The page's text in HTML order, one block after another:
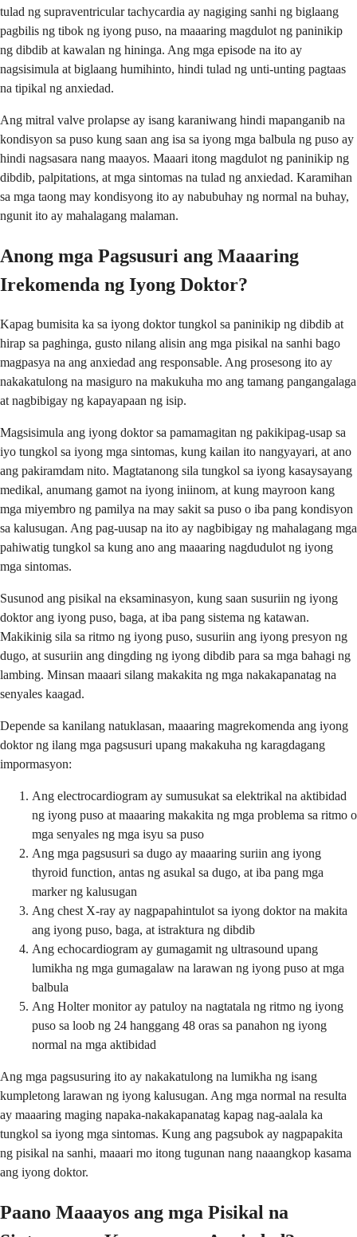
tulad ng supraventricular tachycardia ay nagiging sanhi ng biglaang
pagbilis ng tibok ng iyong puso, na maaaring magdulot ng paninikip
ng dibdib at kawalan ng hininga. Ang mga episode na ito ay
nagsisimula at biglaang humihinto, hindi tulad ng unti-unting pagtaas
na tipikal ng anxiedad.
Ang mitral valve prolapse ay isang karaniwang hindi mapanganib na
kondisyon sa puso kung saan ang isa sa iyong mga balbula ng puso ay
hindi nagsasara nang maayos. Maaari itong magdulot ng paninikip ng
dibdib, palpitations, at mga sintomas na tulad ng anxiedad. Karamihan
sa mga taong may kondisyong ito ay nabubuhay ng normal na buhay,
ngunit ito ay mahalagang malaman.
Anong mga Pagsusuri ang Maaaring
Irekomenda ng Iyong Doktor?
Kapag bumisita ka sa iyong doktor tungkol sa paninikip ng dibdib at
hirap sa paghinga, gusto nilang alisin ang mga pisikal na sanhi bago
magpasya na ang anxiedad ang responsable. Ang prosesong ito ay
nakakatulong na masiguro na makukuha mo ang tamang pangangalaga
at nagbibigay ng kapayapaan ng isip.
Magsisimula ang iyong doktor sa pamamagitan ng pakikipag-usap sa
iyo tungkol sa iyong mga sintomas, kung kailan ito nangyayari, at ano
ang pakiramdam nito. Magtatanong sila tungkol sa iyong kasaysayang
medikal, anumang gamot na iyong iniinom, at kung mayroon kang
mga miyembro ng pamilya na may sakit sa puso o iba pang kondisyon
sa kalusugan. Ang pag-uusap na ito ay nagbibigay ng mahalagang mga
pahiwatig tungkol sa kung ano ang maaaring nagdudulot ng iyong
mga sintomas.
Susunod ang pisikal na eksaminasyon, kung saan susuriin ng iyong
doktor ang iyong puso, baga, at iba pang sistema ng katawan.
Makikinig sila sa ritmo ng iyong puso, susuriin ang iyong presyon ng
dugo, at susuriin ang dingding ng iyong dibdib para sa mga bahagi ng
lambing. Minsan maaari silang makakita ng mga nakakapanatag na
senyales kaagad.
Depende sa kanilang natuklasan, maaaring magrekomenda ang iyong
doktor ng ilang mga pagsusuri upang makakuha ng karagdagang
impormasyon:
Ang electrocardiogram ay sumusukat sa elektrikal na aktibidad
ng iyong puso at maaaring makakita ng mga problema sa ritmo o
mga senyales ng mga isyu sa puso
Ang mga pagsusuri sa dugo ay maaaring suriin ang iyong
thyroid function, antas ng asukal sa dugo, at iba pang mga
marker ng kalusugan
Ang chest X-ray ay nagpapahintulot sa iyong doktor na makita
ang iyong puso, baga, at istraktura ng dibdib
Ang echocardiogram ay gumagamit ng ultrasound upang
lumikha ng mga gumagalaw na larawan ng iyong puso at mga
balbula
Ang Holter monitor ay patuloy na nagtatala ng ritmo ng iyong
puso sa loob ng 24 hanggang 48 oras sa panahon ng iyong
normal na mga aktibidad
Ang mga pagsusuring ito ay nakakatulong na lumikha ng isang
kumpletong larawan ng iyong kalusugan. Ang mga normal na resulta
ay maaaring maging napaka-nakakapanatag kapag nag-aalala ka
tungkol sa iyong mga sintomas. Kung ang pagsubok ay nagpapakita
ng pisikal na sanhi, maaari mo itong tugunan nang naaangkop kasama
ang iyong doktor.
Paano Maaayos ang mga Pisikal na